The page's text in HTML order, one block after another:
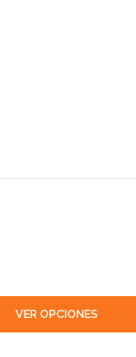
VER OPCIONES